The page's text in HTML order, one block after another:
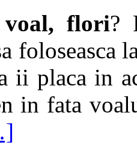
voal, flori?
foloseasca
ii placa in
in fata